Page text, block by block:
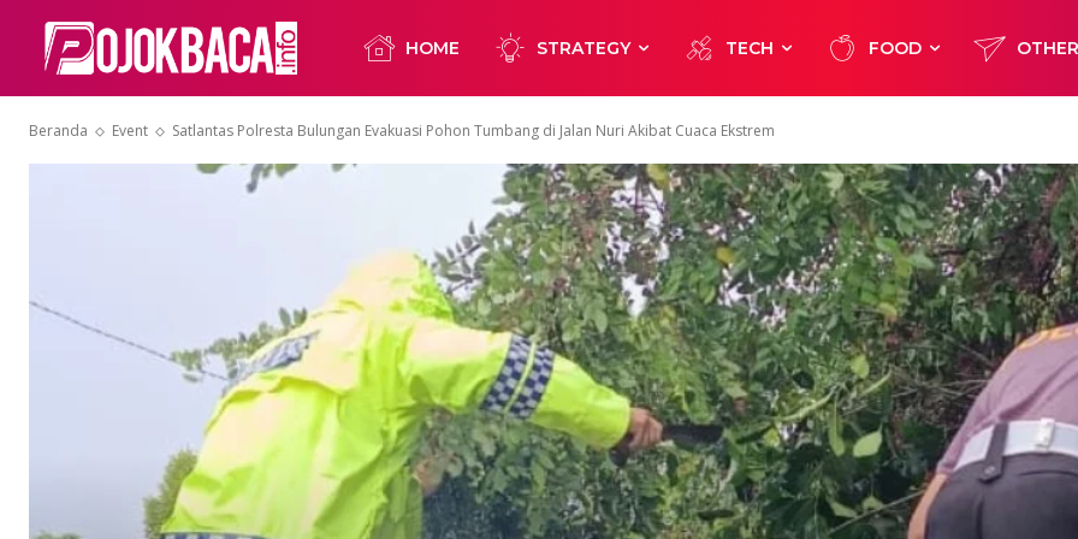
HOME STRATEGY TECH FOOD
Beranda Event Satlantas Polresta Bulungan Evakuasi Pohon Tumbang di Jalan Nuri Akibat Cuaca Ekstrem